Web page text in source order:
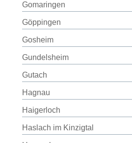
Gomaringen
Göppingen
Gosheim
Gundelsheim
Gutach
Hagnau
Haigerloch
Haslach im Kinzigtal